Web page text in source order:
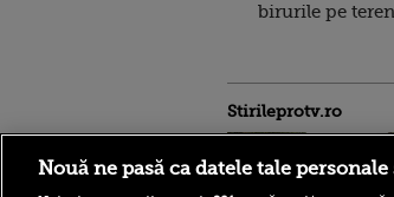
birurile pe teren
Stirileprotv.ro
Nouă ne pasă ca datele tale